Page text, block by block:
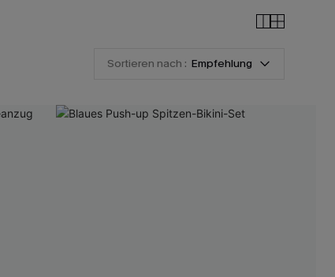
Sortieren nach : Empfehlung